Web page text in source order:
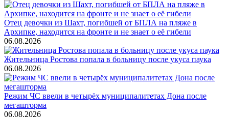
Отец девочки из Шахт, погибшей от БПЛА на пляже в
Архипке, находится на фронте и не знает о её гибели
06.08.2026
Жительница Ростова попала в больницу после укуса паука
06.08.2026
Режим ЧС ввели в четырёх муниципалитетах Дона после
мегашторма
06.08.2026